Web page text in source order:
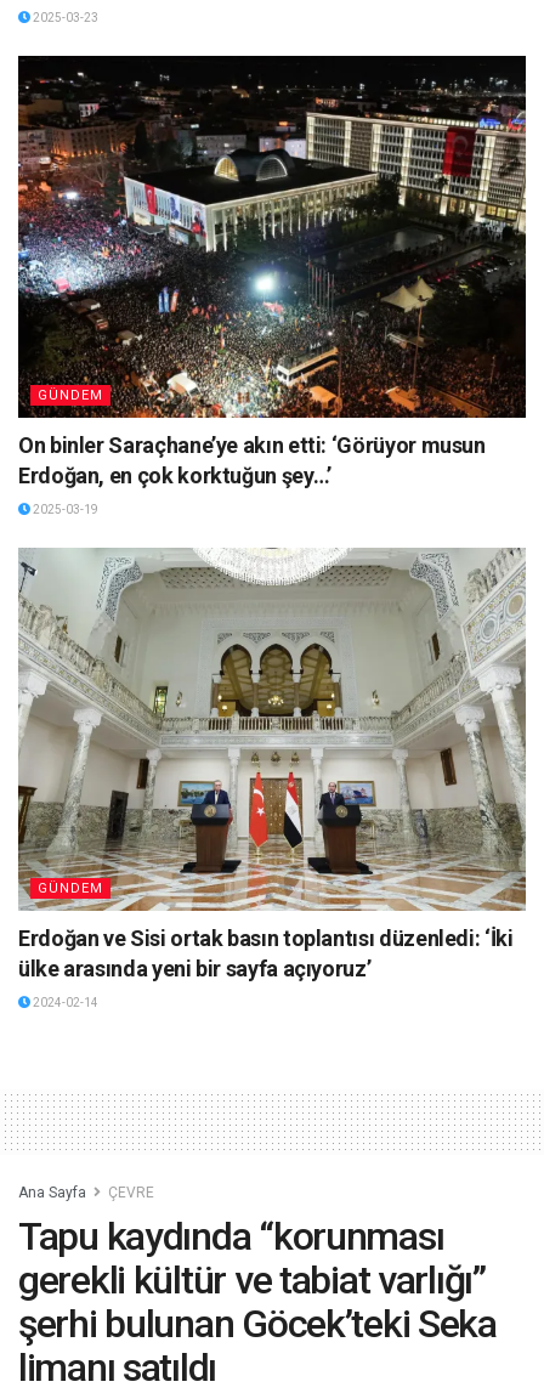
2025-03-23
GÜNDEM
On binler Saraçhane’ye akın etti: ‘Görüyor musun
Erdoğan, en çok korktuğun şey…’
2025-03-19
GÜNDEM
Erdoğan ve Sisi ortak basın toplantısı düzenledi: ‘İki
ülke arasında yeni bir sayfa açıyoruz’
2024-02-14
Ana Sayfa ÇEVRE
Tapu kaydında “korunması
gerekli kültür ve tabiat varlığı”
şerhi bulunan Göcek’teki Seka
limanı satıldı